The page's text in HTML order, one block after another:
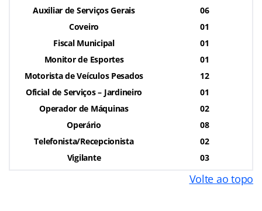
Auxiliar de Serviços Gerais
Coveiro
Fiscal Municipal
Monitor de Esportes
Motorista de Veículos Pesados
Oficial de Serviços – Jardineiro
Operador de Máquinas
Operário
Telefonista/Recepcionista
Vigilante
06
01
01
01
12
01
02
08
02
03
Volte ao topo